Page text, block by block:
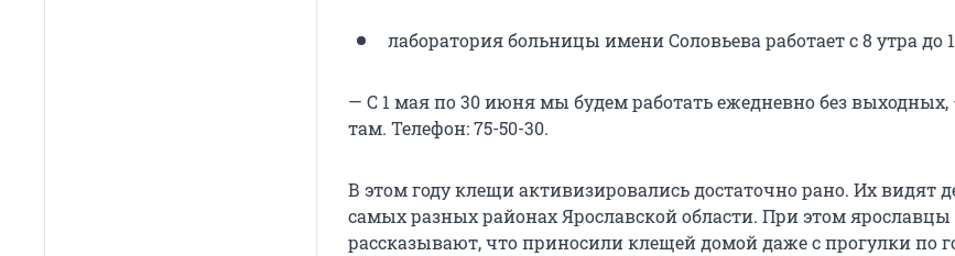
лаборатория больницы имени Соловьева работает с 8 утра до
— С 1 мая по 30 июня мы будем работать ежедневно без
там. Телефон: 75-50-30.
В этом году клещи активизировались достаточно рано. Их видят
самых разных районах Ярославской области. При этом ярославцы
рассказывают, что приносили клещей домой даже с прогулки по